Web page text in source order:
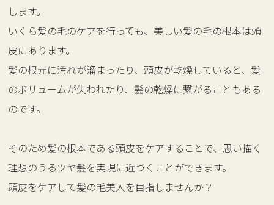
します。
いくら髪の毛のケアを行っても、美しい髪の毛の根本は頭
皮にあります。
髪の根元に汚れが溜まったり、頭皮が乾燥していると、髪
のボリュームが失われたり、髪の乾燥に繋がることもある
のです。
そのため髪の根本である頭皮をケアすることで、思い描く
理想のうるツヤ髪を実現に近づくことができます。
頭皮をケアして髪の毛美人を目指しませんか？